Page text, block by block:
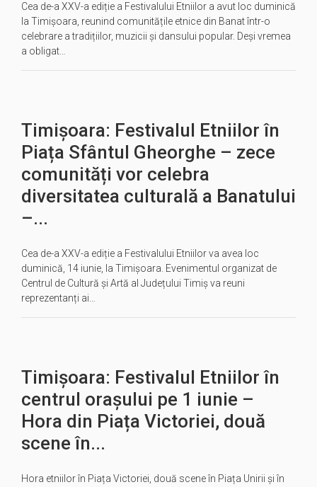
Cea de-a XXV-a ediție a Festivalului Etniilor a avut loc duminică
la Timișoara, reunind comunitățile etnice din Banat într-o
celebrare a tradițiilor, muzicii și dansului popular. Deși vremea
a obligat…
Timișoara: Festivalul Etniilor în
Piața Sfântul Gheorghe – zece
comunități vor celebra
diversitatea culturală a Banatului
–...
Cea de-a XXV-a ediție a Festivalului Etniilor va avea loc
duminică, 14 iunie, la Timișoara. Evenimentul organizat de
Centrul de Cultură și Artă al Județului Timiș va reuni
reprezentanți ai…
Timișoara: Festivalul Etniilor în
centrul orașului pe 1 iunie –
Hora din Piața Victoriei, două
scene în...
Hora etniilor în Piața Victoriei, două scene în Piața Unirii și în